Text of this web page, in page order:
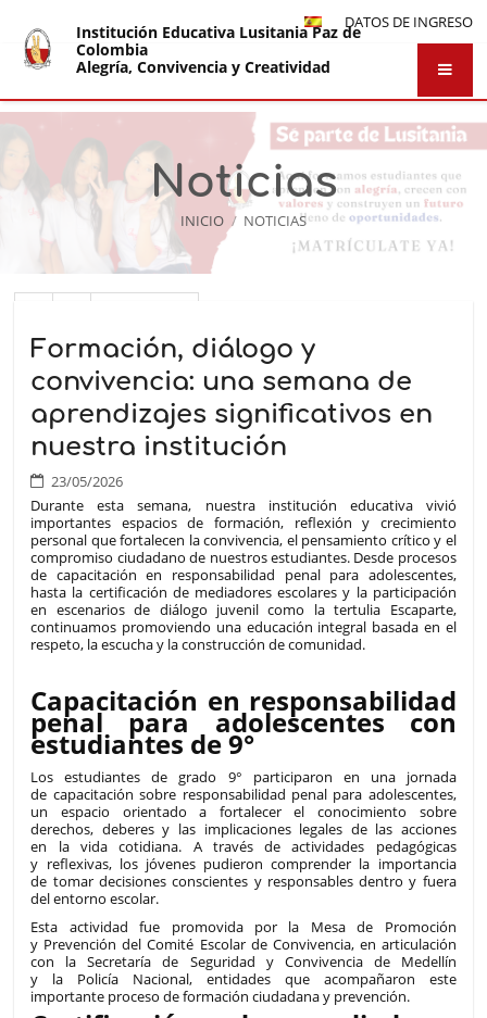
DATOS DE INGRESO
Institución Educativa Lusitania Paz de
Colombia
Alegría, Convivencia y Creatividad
Noticias
INICIO / NOTICIAS
Noticias
Formación, diálogo y
convivencia: una semana de
aprendizajes significativos en
nuestra institución
23/05/2026
Durante esta semana, nuestra institución educativa vivió
importantes espacios de formación, reflexión y crecimiento
personal que fortalecen la convivencia, el pensamiento crítico y el
compromiso ciudadano de nuestros estudiantes. Desde procesos
de capacitación en responsabilidad penal para adolescentes,
hasta la certificación de mediadores escolares y la participación
en escenarios de diálogo juvenil como la tertulia Escaparte,
continuamos promoviendo una educación integral basada en el
respeto, la escucha y la construcción de comunidad.
Capacitación en responsabilidad
penal para adolescentes con
estudiantes de 9°
Los estudiantes de grado 9° participaron en una jornada
de capacitación sobre responsabilidad penal para adolescentes,
un espacio orientado a fortalecer el conocimiento sobre
derechos, deberes y las implicaciones legales de las acciones
en la vida cotidiana. A través de actividades pedagógicas
y reflexivas, los jóvenes pudieron comprender la importancia
de tomar decisiones conscientes y responsables dentro y fuera
del entorno escolar.
Esta actividad fue promovida por la Mesa de Promoción
y Prevención del Comité Escolar de Convivencia, en articulación
con la Secretaría de Seguridad y Convivencia de Medellín
y la Policía Nacional, entidades que acompañaron este
importante proceso de formación ciudadana y prevención.